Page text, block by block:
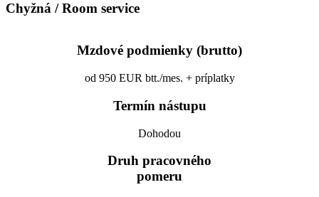
Chyžná / Room service
Mzdové podmienky (brutto)
od 950 EUR btt./mes. + príplatky
Termín nástupu
Dohodou
Druh pracovného
pomeru